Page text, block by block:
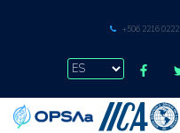
+506 2216 0222